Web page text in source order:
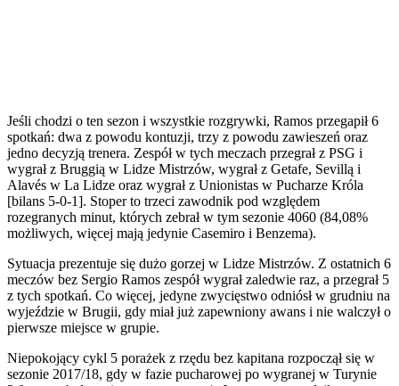
Jeśli chodzi o ten sezon i wszystkie rozgrywki, Ramos przegapił 6
spotkań: dwa z powodu kontuzji, trzy z powodu zawieszeń oraz
jedno decyzją trenera. Zespół w tych meczach przegrał z PSG i
wygrał z Bruggią w Lidze Mistrzów, wygrał z Getafe, Sevillą i
Alavés w La Lidze oraz wygrał z Unionistas w Pucharze Króla
[bilans 5-0-1]. Stoper to trzeci zawodnik pod względem
rozegranych minut, których zebrał w tym sezonie 4060 (84,08%
możliwych, więcej mają jedynie Casemiro i Benzema).
Sytuacja prezentuje się dużo gorzej w Lidze Mistrzów. Z ostatnich 6
meczów bez Sergio Ramos zespół wygrał zaledwie raz, a przegrał 5
z tych spotkań. Co więcej, jedyne zwycięstwo odniósł w grudniu na
wyjeździe w Brugii, gdy miał już zapewniony awans i nie walczył o
pierwsze miejsce w grupie.
Niepokojący cykl 5 porażek z rzędu bez kapitana rozpoczął się w
sezonie 2017/18, gdy w fazie pucharowej po wygranej w Turynie